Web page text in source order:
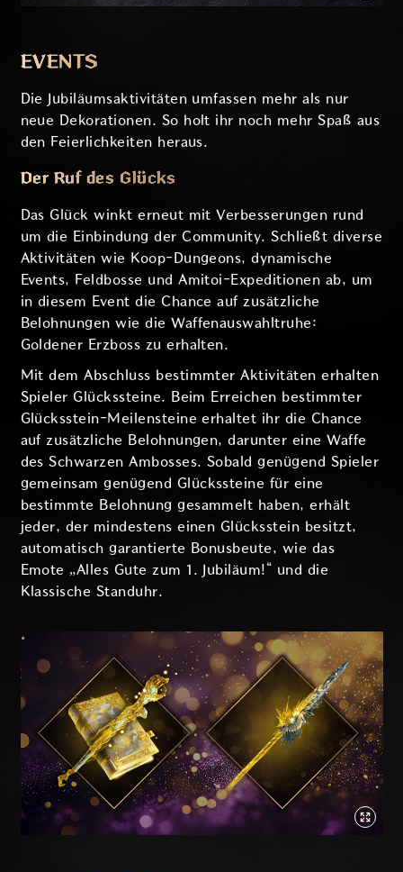
EVENTS
Die Jubiläumsaktivitäten umfassen mehr als nur
neue Dekorationen. So holt ihr noch mehr Spaß aus
den Feierlichkeiten heraus.
Der Ruf des Glücks
Das Glück winkt erneut mit Verbesserungen rund
um die Einbindung der Community. Schließt diverse
Aktivitäten wie Koop-Dungeons, dynamische
Events, Feldbosse und Amitoi-Expeditionen ab, um
in diesem Event die Chance auf zusätzliche
Belohnungen wie die Waffenauswahltruhe:
Goldener Erzboss zu erhalten.
Mit dem Abschluss bestimmter Aktivitäten erhalten
Spieler Glückssteine. Beim Erreichen bestimmter
Glücksstein-Meilensteine erhaltet ihr die Chance
auf zusätzliche Belohnungen, darunter eine Waffe
des Schwarzen Ambosses. Sobald genügend Spieler
gemeinsam genügend Glückssteine für eine
bestimmte Belohnung gesammelt haben, erhält
jeder, der mindestens einen Glücksstein besitzt,
automatisch garantierte Bonusbeute, wie das
Emote „Alles Gute zum 1. Jubiläum!“ und die
Klassische Standuhr.